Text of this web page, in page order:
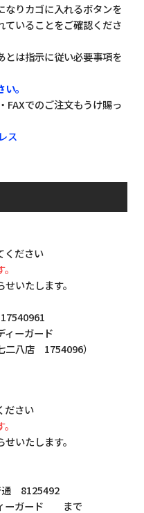
なりカゴに入れるボタンを
ていることをご確認くださ
とは指示に従い必要事項を
。
でのご注文もうけ賜っ
ス
ください
いたします。
ーガード
二八店 1754096）
ださい
いたします。
8125492
ーガード まで